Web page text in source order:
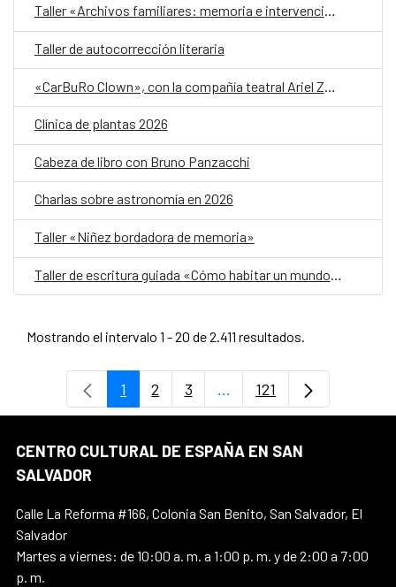
Taller «Archivos familiares: memoria e intervención»
Taller de autocorrección literaria
Clínica de plantas 2026
Cabeza de libro con Bruno Panzacchi
Charlas sobre astronomía en 2026
Taller «Niñez bordadora de memoria»
Mostrando el intervalo 1 - 20 de 2.411 resultados.
Página
1 Página
2 Página
3 ...Páginas intermedias Use
Página
121
CENTRO CULTURAL DE ESPAÑA EN SAN
SALVADOR
Calle La Reforma #166, Colonia San Benito, San Salvador, El
Salvador
Martes a viernes: de 10:00 a. m. a 1:00 p. m. y de 2:00 a 7:00
p. m.